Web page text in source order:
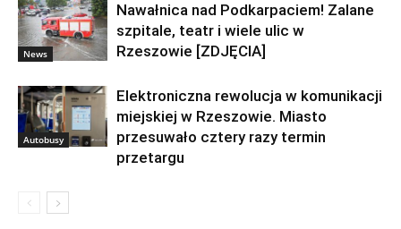
News
Nawałnica nad Podkarpaciem! Zalane
szpitale, teatr i wiele ulic w
Rzeszowie [ZDJĘCIA]
Autobusy
Elektroniczna rewolucja w komunikacji
miejskiej w Rzeszowie. Miasto
przesuwało cztery razy termin
przetargu